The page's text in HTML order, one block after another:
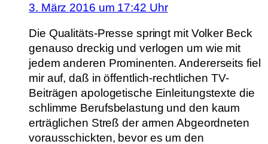
3. März 2016 um 17:42 Uhr
Die Qualitäts-Presse springt mit Volker Beck
genauso dreckig und verlogen um wie mit
jedem anderen Prominenten. Andererseits fiel
mir auf, daß in öffentlich-rechtlichen TV-
Beiträgen apologetische Einleitungstexte die
schlimme Berufsbelastung und den kaum
erträglichen Streß der armen Abgeordneten
vorausschickten, bevor es um den